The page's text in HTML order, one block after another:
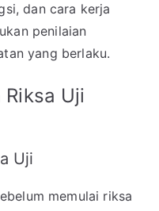
dan cara kerja
penilaian
yang berlaku.
Uji
Uji
memulai riksa